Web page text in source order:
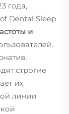
года,
Dental Sleep
и
строгие
их
линии